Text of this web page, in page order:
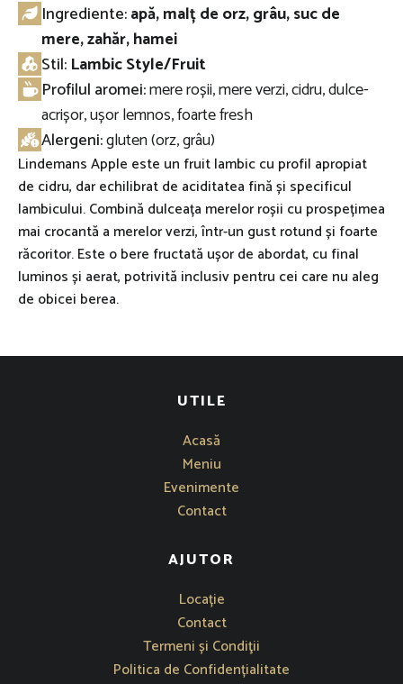
Ingrediente:apă, malț de orz, grâu, suc de
mere, zahăr, hamei
Stil: Lambic Style/Fruit
Profilul aromei:mere roșii, mere verzi, cidru, dulce-
acrișor, ușor lemnos, foarte fresh
Alergeni:gluten (orz, grâu)
Lindemans Apple este un fruit lambic cu profil apropiat
de cidru, dar echilibrat de aciditatea fină și specificul
lambicului. Combină dulceața merelor roșii cu prospețimea
mai crocantă a merelor verzi, într-un gust rotund și foarte
răcoritor. Este o bere fructată ușor de abordat, cu final
luminos și aerat, potrivită inclusiv pentru cei care nu aleg
de obicei berea.
UTILE
Acasă
Meniu
Evenimente
Contact
AJUTOR
Se deschide într-o fereastră nouă
Locație
Contact
Termeni și Condiţii
Politica de Confidențialitate